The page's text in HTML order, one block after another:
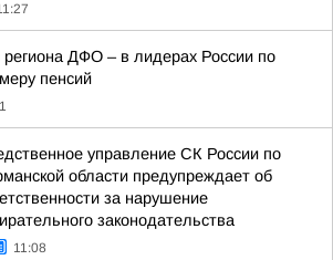
региона ДФО – в лидерах России по
пенсий
управление СК России по
области предупреждает об
за нарушение
законодательства
11:08